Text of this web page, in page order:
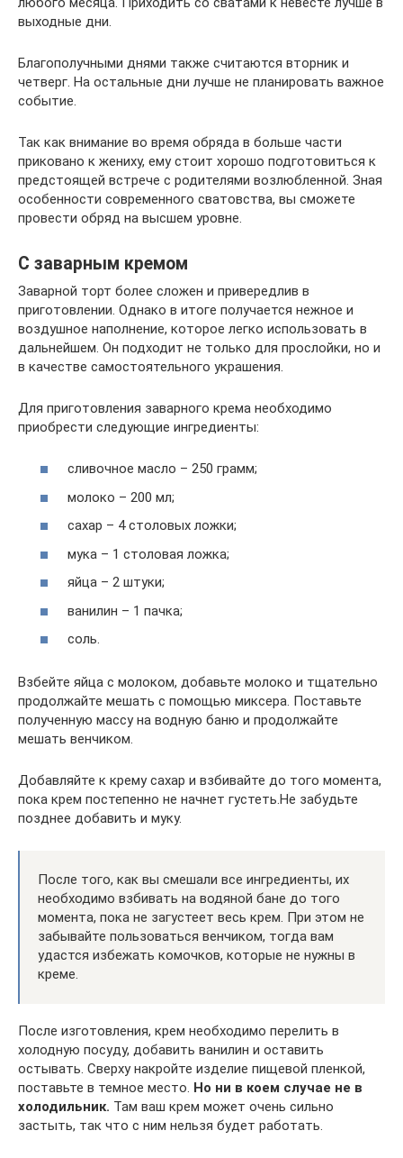
выходные дни.
Благополучными днями также считаются вторник и
четверг. На остальные дни лучше не планировать важное
событие.
Так как внимание во время обряда в больше части
приковано к жениху, ему стоит хорошо подготовиться к
предстоящей встрече с родителями возлюбленной. Зная
особенности современного сватовства, вы сможете
провести обряд на высшем уровне.
С заварным кремом
Заварной торт более сложен и привередлив в
приготовлении. Однако в итоге получается нежное и
воздушное наполнение, которое легко использовать в
дальнейшем. Он подходит не только для прослойки, но и
в качестве самостоятельного украшения.
Для приготовления заварного крема необходимо
приобрести следующие ингредиенты:
сливочное масло – 250 грамм;
молоко – 200 мл;
сахар – 4 столовых ложки;
мука – 1 столовая ложка;
яйца – 2 штуки;
ванилин – 1 пачка;
соль.
Взбейте яйца с молоком, добавьте молоко и тщательно
продолжайте мешать с помощью миксера. Поставьте
полученную массу на водную баню и продолжайте
мешать венчиком.
Добавляйте к крему сахар и взбивайте до того момента,
пока крем постепенно не начнет густеть.Не забудьте
позднее добавить и муку.
После того, как вы смешали все ингредиенты, их
необходимо взбивать на водяной бане до того
момента, пока не загустеет весь крем. При этом не
забывайте пользоваться венчиком, тогда вам
удастся избежать комочков, которые не нужны в
креме.
После изготовления, крем необходимо перелить в
холодную посуду, добавить ванилин и оставить
остывать. Сверху накройте изделие пищевой пленкой,
поставьте в темное место. Но ни в коем случае не в
холодильник. Там ваш крем может очень сильно
застыть, так что с ним нельзя будет работать.